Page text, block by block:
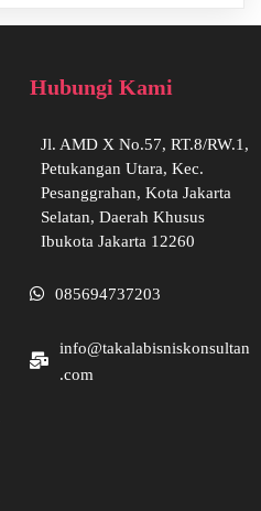
Hubungi Kami
Jl. AMD X No.57, RT.8/RW.1,
Petukangan Utara, Kec.
Pesanggrahan, Kota Jakarta
Selatan, Daerah Khusus
Ibukota Jakarta 12260
085694737203
info@takalabisniskonsultan
.com